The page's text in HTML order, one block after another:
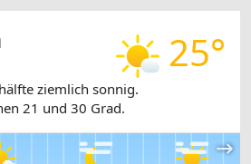
25°
ziemlich sonnig.
21 und 30 Grad.